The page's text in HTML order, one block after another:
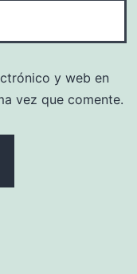
y web en
vez que comente.